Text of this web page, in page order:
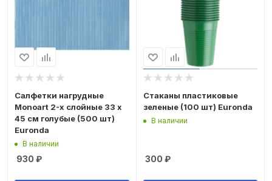
Салфетки нагрудные
Monoart 2-х слойные 33 х
45 см голубые (500 шт)
Euronda
В наличии
930 ₽
Стаканы пластиковые
зеленые (100 шт) Euronda
В наличии
300 ₽